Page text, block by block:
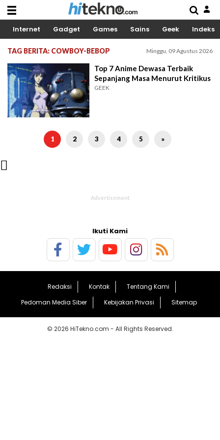
Internet Gadget Games Sains Geek Indeks
TAG BERITA: COWBOY-BEBOP Minggu, 09 Agustus 2026
Top 7 Anime Dewasa Terbaik
Sepanjang Masa Menurut Kritikus
GEEK
1 2 3 4 5 »

Ikuti Kami
Redaksi Kontak
Tentang Kami
Pedoman Media Siber
Kebijakan Privasi Sitemap
© 2026 HiTekno.com - All Rights Reserved.